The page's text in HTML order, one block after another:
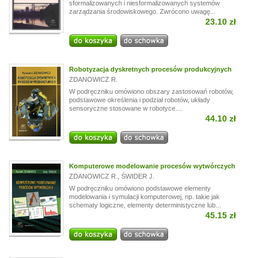
sformalizowanych i niesformalizowanych systemów
zarządzania środowiskowego. Zwrócono uwagę...
23.10 zł
Robotyzacja dyskretnych procesów produkcyjnych
ZDANOWICZ R.
W podręczniku omówiono obszary zastosowań robotów,
podstawowe określenia i podział robotów, układy
sensoryczne stosowane w robotyce....
44.10 zł
Komputerowe modelowanie procesów wytwórczych
ZDANOWICZ R.
ŚWIDER J.
W podręczniku omówiono podstawowe elementy
modelowania i symulacji komputerowej, np. takie jak
schematy logiczne, elementy deterministyczne lub...
45.15 zł